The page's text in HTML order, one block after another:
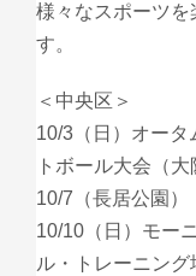
様々なスポーツを
す。
＜中央区＞
10/3（日）オー
トボール大会（
10/7（長居公園）
10/10（日）モー
ル・トレーニング